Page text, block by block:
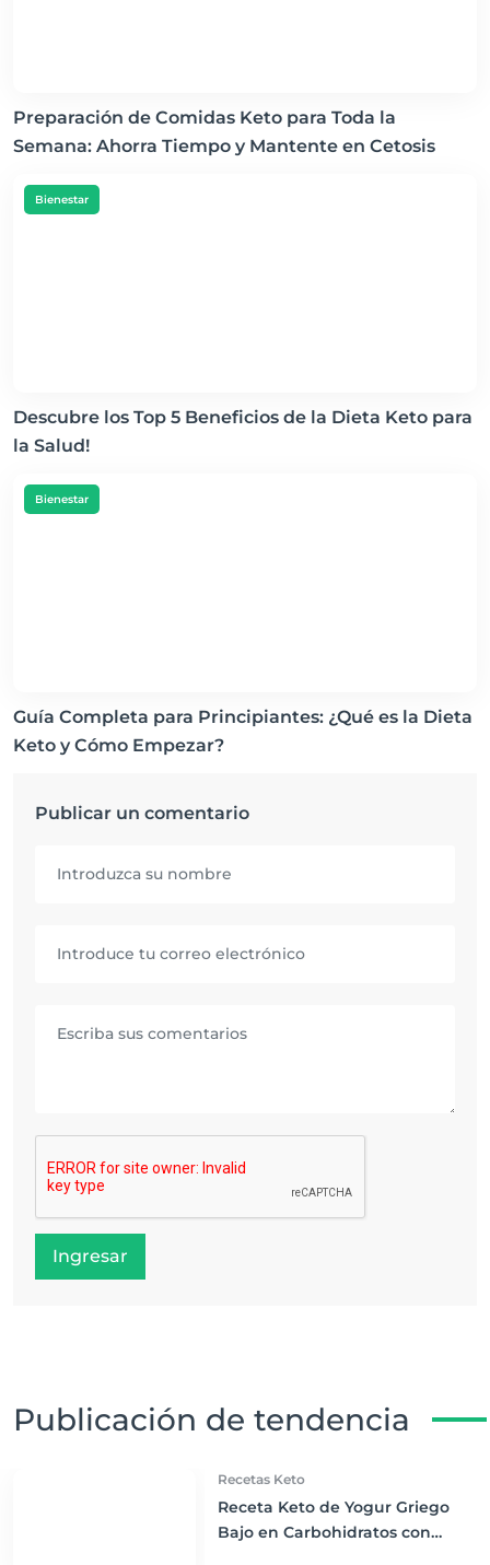
Preparación de Comidas Keto para Toda la
Semana: Ahorra Tiempo y Mantente en Cetosis
Bienestar
Descubre los Top 5 Beneficios de la Dieta Keto para
la Salud!
Bienestar
Guía Completa para Principiantes: ¿Qué es la Dieta
Keto y Cómo Empezar?
Publicar un comentario
Ingresar
Publicación de tendencia
Recetas Keto
Receta Keto de Yogur Griego
Bajo en Carbohidratos con